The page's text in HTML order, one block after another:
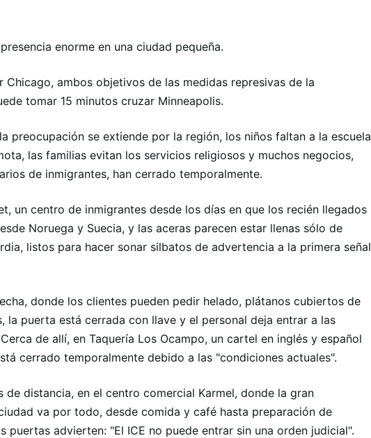
enorme en una ciudad pequeña.
Chicago, ambos objetivos de las medidas represivas de la
tomar 15 minutos cruzar Minneapolis.
preocupación se extiende por la región, los niños faltan a la escuela
las familias evitan los servicios religiosos y muchos negocios,
de inmigrantes, han cerrado temporalmente.
un centro de inmigrantes desde los días en que los recién llegados
Noruega y Suecia, y las aceras parecen estar llenas sólo de
listos para hacer sonar silbatos de advertencia a la primera señal
donde los clientes pueden pedir helado, plátanos cubiertos de
la puerta está cerrada con llave y el personal deja entrar a las
de allí, en Taquería Los Ocampo, un cartel en inglés y español
cerrado temporalmente debido a las "condiciones actuales".
de distancia, en el centro comercial Karmel, donde la gran
va por todo, desde comida y café hasta preparación de
puertas advierten: "El ICE no puede entrar sin una orden judicial".